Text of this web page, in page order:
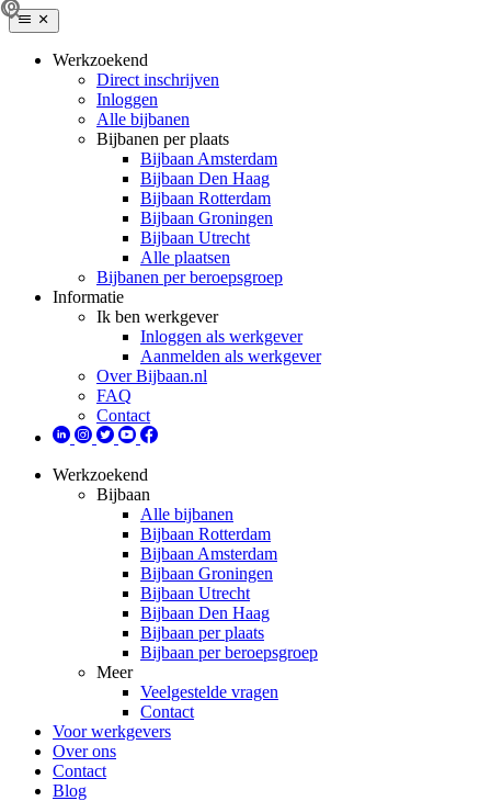
Werkzoekend
Direct inschrijven
Inloggen
Alle bijbanen
Bijbanen per plaats
Bijbaan Amsterdam
Bijbaan Den Haag
Bijbaan Rotterdam
Bijbaan Groningen
Bijbaan Utrecht
Alle plaatsen
Bijbanen per beroepsgroep
Informatie
Ik ben werkgever
Inloggen als werkgever
Aanmelden als werkgever
Over Bijbaan.nl
FAQ
Contact
Werkzoekend
Bijbaan
Alle bijbanen
Bijbaan Rotterdam
Bijbaan Amsterdam
Bijbaan Groningen
Bijbaan Utrecht
Bijbaan Den Haag
Bijbaan per plaats
Bijbaan per beroepsgroep
Meer
Veelgestelde vragen
Contact
Voor werkgevers
Over ons
Contact
Blog